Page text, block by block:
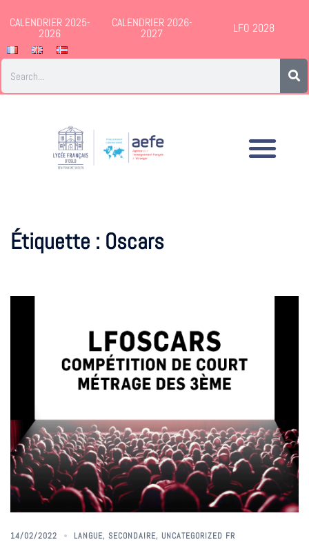
CALENDRIER 2025-
2026
CALENDRIER 2026-
2027 LFO 2028
Étiquette : Oscars
14/02/2022 LANGUE, SECONDAIRE, UNCATEGORIZED FR